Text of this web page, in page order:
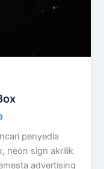
penyedia
neon sign akrilik
advertising